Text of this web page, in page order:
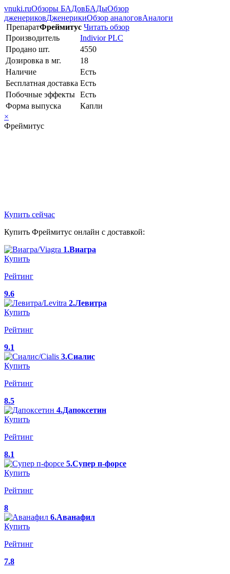
vnuki.ruОбзоры БАДовБАДыОбзор
дженериковДженерикиОбзор аналоговАналоги
ПрепаратФреймитус Читать обзор
Производитель
Indivior PLC
Продано шт.
4550
Дозировка в мг.
18
Наличие
Есть
Бесплатная доставка Есть
Побочные эффекты Есть
Форма выпуска
Капли
×
Фреймитус
Купить сейчас
Купить Фреймитус онлайн с доставкой:
1.Виагра
Купить
Рейтинг
9.6
2.Левитра
Купить
Рейтинг
9.1
3.Сиалис
Купить
Рейтинг
8.5
4.Дапоксетин
Купить
Рейтинг
8.1
5.Супер п-форсе
Купить
Рейтинг
8
6.Аванафил
Купить
Рейтинг
7.8